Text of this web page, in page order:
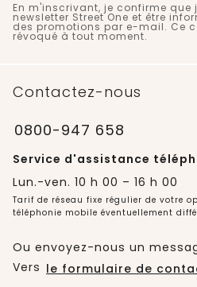
En m'inscrivant, je confirme que
newsletter Street One et être
des promotions par e-mail. Ce
révoqué à tout moment.
Contactez-nous
0800-947 658
Service d'assistance
Lun.-ven. 10 h 00 – 16 h 00
Tarif de réseau fixe régulier de votre
téléphonie mobile éventuellement
Ou envoyez-nous un
Vers le formulaire de